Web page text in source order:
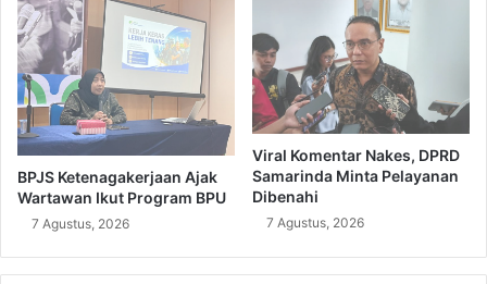
BPJS Ketenagakerjaan Ajak
Wartawan Ikut Program BPU
7 Agustus, 2026
Viral Komentar Nakes, DPRD
Samarinda Minta Pelayanan
Dibenahi
7 Agustus, 2026